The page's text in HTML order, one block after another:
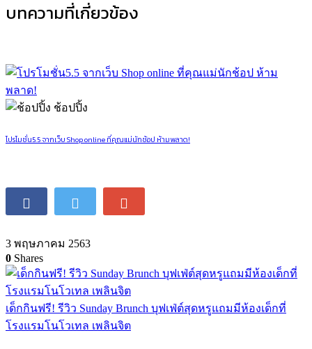
บทความที่เกี่ยวข้อง
ช้อปปิ้ง
โปรโมชั่น5.5 จากเว็บ Shop online ที่คุณแม่นักช้อป ห้ามพลาด!
3 พฤษภาคม 2563
0 Shares
เด็กกินฟรี! รีวิว Sunday Brunch บุฟเฟ่ต์สุดหรูแถมมีห้องเด็กที่
โรงแรมโนโวเทล เพลินจิต